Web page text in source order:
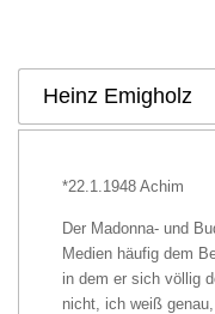
Heinz Emigholz
*22.1.1948 Achim
Der Madonna- und
Medien häufig dem
in dem er sich völlig
nicht, ich weiß